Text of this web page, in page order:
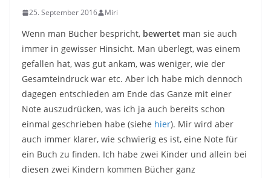
25. September 2016 Miri
Wenn man Bücher bespricht, bewertet man sie auch
immer in gewisser Hinsicht. Man überlegt, was einem
gefallen hat, was gut ankam, was weniger, wie der
Gesamteindruck war etc. Aber ich habe mich dennoch
dagegen entschieden am Ende das Ganze mit einer
Note auszudrücken, was ich ja auch bereits schon
einmal geschrieben habe (siehe hier). Mir wird aber
auch immer klarer, wie schwierig es ist, eine Note für
ein Buch zu finden. Ich habe zwei Kinder und allein bei
diesen zwei Kindern kommen Bücher ganz